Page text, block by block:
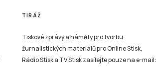
TIRÁŽ
Tiskové zprávy a náměty pro tvorbu
žurnalistických materiálů pro Online Stisk,
Rádio Stisk a TV Stisk zasílejte pouze na e-mail: